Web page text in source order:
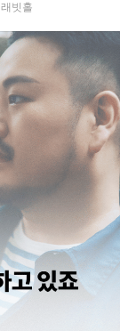
래빗홀